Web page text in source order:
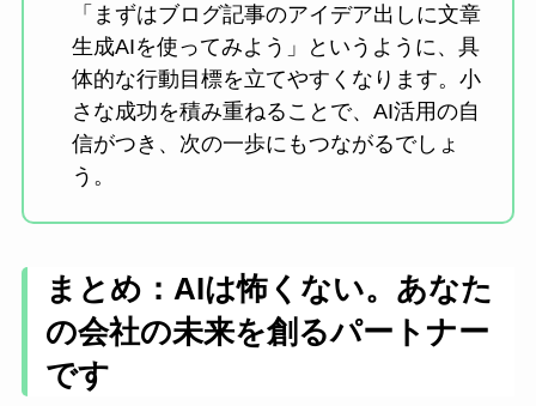
「まずはブログ記事のアイデア出しに文章
生成AIを使ってみよう」というように、具
体的な行動目標を立てやすくなります。小
さな成功を積み重ねることで、AI活用の自
信がつき、次の一歩にもつながるでしょ
う。
まとめ：AIは怖くない。あなた
の会社の未来を創るパートナー
です